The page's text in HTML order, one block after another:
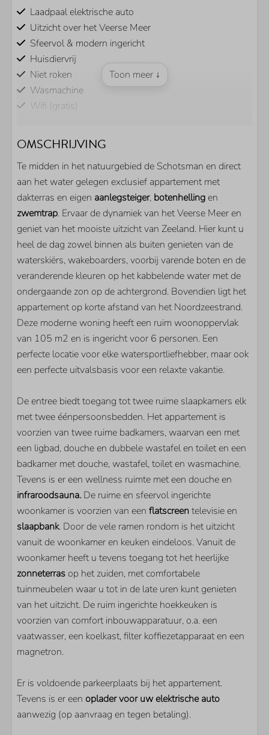
Laadpaal elektrische auto
Uitzicht over het Veerse Meer
Sfeervol & modern ingericht
Huisdiervrij
Niet roken
Wasmachine
Wifi (gratis)
SANITAIR
Bad
Wastafel
Dubbele wastafel
Gastentoilet
BUITEN
Parkeerplaats bij woning
Berging voor uw fietsen
Terras
Balkon
Zwemtrap
Eigen aanlegsteiger
Boothelling
KEUKEN
Koelkast
Filter koffiezetapparaat
Magnetron
Vaatwasser
PARKEN
Schotsman Watersport
SLAAPKAMER
Aantal éénpersoonsbedden: 4
Aantal slaapbanken: 1
WOONRUIMTE
Extra buitenlandse zenders
Toon meer ↓
OMSCHRIJVING
Te midden in het natuurgebied de Schotsman en direct
aan het water gelegen exclusief appartement met
dakterras en eigen aanlegsteiger, botenhelling en
zwemtrap. Ervaar de dynamiek van het Veerse Meer en
geniet van het mooiste uitzicht van Zeeland. Hier kunt u
heel de dag zowel binnen als buiten genieten van de
waterskiërs, wakeboarders, voorbij varende boten en de
veranderende kleuren op het kabbelende water met de
ondergaande zon op de achtergrond. Bovendien ligt het
appartement op korte afstand van het Noordzeestrand.
Deze moderne woning heeft een ruim woonoppervlak
van 105 m2 en is ingericht voor 6 personen. Een
perfecte locatie voor elke watersportliefhebber, maar ook
een perfecte uitvalsbasis voor een relaxte vakantie.
De entree biedt toegang tot twee ruime slaapkamers elk
met twee éénpersoonsbedden. Het appartement is
voorzien van twee ruime badkamers, waarvan een met
een ligbad, douche en dubbele wastafel en toilet en een
badkamer met douche, wastafel, toilet en wasmachine.
Tevens is er een wellness ruimte met een douche en
infraroodsauna. De ruime en sfeervol ingerichte
woonkamer is voorzien van een flatscreentelevisie en
slaapbank. Door de vele ramen rondom is het uitzicht
vanuit de woonkamer en keuken eindeloos. Vanuit de
woonkamer heeft u tevens toegang tot het heerlijke
zonneterras op het zuiden, met comfortabele
tuinmeubelen waar u tot in de late uren kunt genieten
van het uitzicht. De ruim ingerichte hoekkeuken is
voorzien van comfort inbouwapparatuur, o.a. een
vaatwasser, een koelkast, filter koffiezetapparaat en een
magnetron.
Er is voldoende parkeerplaats bij het appartement.
Tevens is er een oplader voor uw elektrische auto
aanwezig (op aanvraag en tegen betaling).